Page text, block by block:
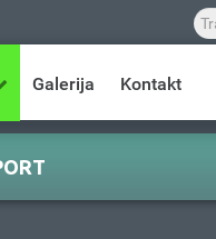
Galerija Kontakt